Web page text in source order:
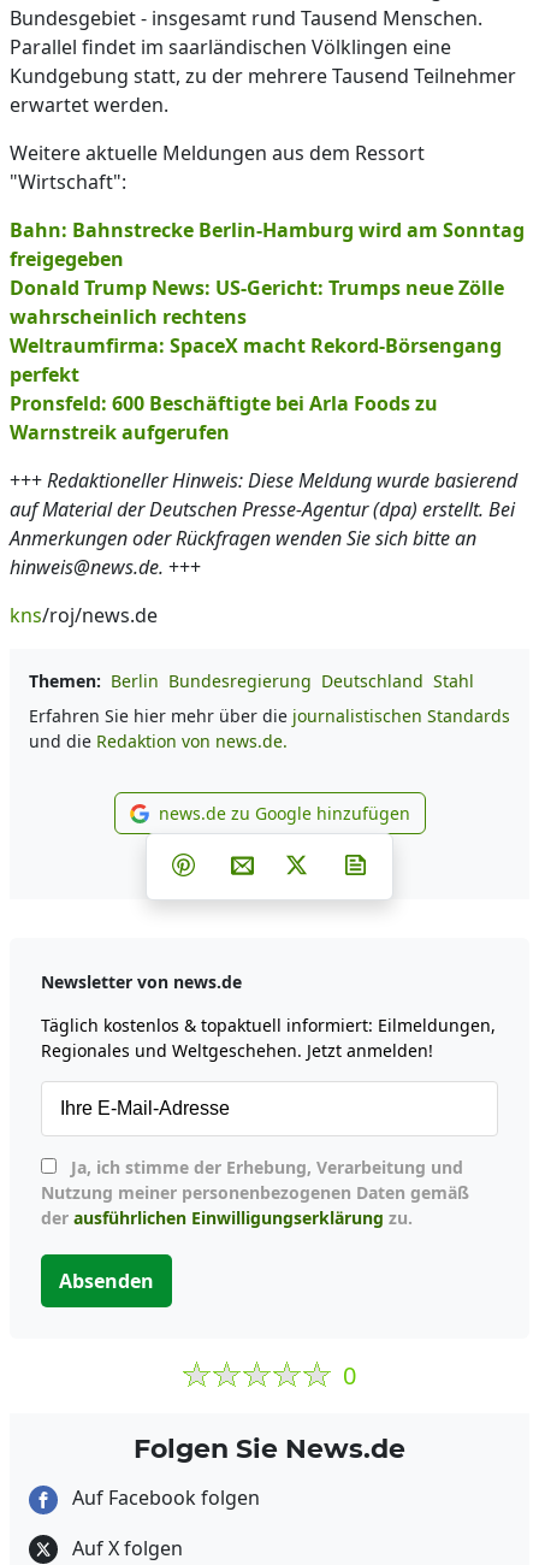
Bundesgebiet - insgesamt rund Tausend Menschen.
Parallel findet im saarländischen Völklingen eine
Kundgebung statt, zu der mehrere Tausend Teilnehmer
erwartet werden.
Weitere aktuelle Meldungen aus dem Ressort
"Wirtschaft":
Bahn: Bahnstrecke Berlin-Hamburg wird am Sonntag
freigegeben
Donald Trump News: US-Gericht: Trumps neue Zölle
wahrscheinlich rechtens
Weltraumfirma: SpaceX macht Rekord-Börsengang
perfekt
Pronsfeld: 600 Beschäftigte bei Arla Foods zu
Warnstreik aufgerufen
+++Redaktioneller Hinweis: Diese Meldung wurde basierend
auf Material der Deutschen Presse-Agentur (dpa) erstellt. Bei
Anmerkungen oder Rückfragen wenden Sie sich bitte an
hinweis@news.de. +++
kns/roj/news.de
Themen: Berlin Bundesregierung Deutschland Stahl
Erfahren Sie hier mehr über die journalistischen Standards
und die Redaktion von news.de.
news.de zu Google
news.de zu Google hinzufügen
Teilen auf Facebook
Teilen auf Whatsapp
Teilen auf Telegram
Teilen auf Pinterest
Per E-Mail teilen
Post auf X
Newsletter von news.de
Täglich kostenlos & topaktuell informiert: Eilmeldungen,
Regionales und Weltgeschehen. Jetzt anmelden!
Nutzung meiner personenbezogenen Daten gemäß
der ausführlichen Einwilligungserklärung zu.
Absenden
0
Folgen Sie News.de
Auf Facebook folgen
Auf X folgen